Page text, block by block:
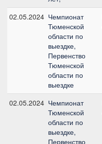
02.05.2024 Чемпионат
Тюменской
области по
выездке,
Первенство
Тюменской
области по
выездке
02.05.2024 Чемпионат
Тюменской
области по
выездке,
Первенство